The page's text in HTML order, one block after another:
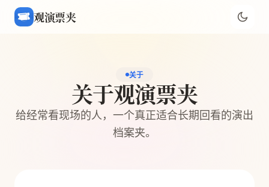
观演票夹
关于
关于观演票夹
给经常看现场的人，一个真正适合长期回看的演出
档案夹。